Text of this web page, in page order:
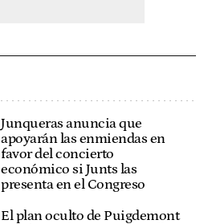
Junqueras anuncia que
apoyarán las enmiendas en
favor del concierto
económico si Junts las
presenta en el Congreso
El plan oculto de Puigdemont